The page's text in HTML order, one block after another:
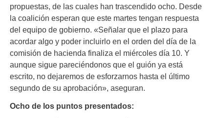
propuestas, de las cuales han trascendido ocho. Desde
la coalición esperan que este martes tengan respuesta
del equipo de gobierno. «Señalar que el plazo para
acordar algo y poder incluirlo en el orden del día de la
comisión de hacienda finaliza el miércoles día 10. Y
aunque sigue pareciéndonos que el guión ya está
escrito, no dejaremos de esforzarnos hasta el último
segundo de su aprobación», aseguran.
Ocho de los puntos presentados: